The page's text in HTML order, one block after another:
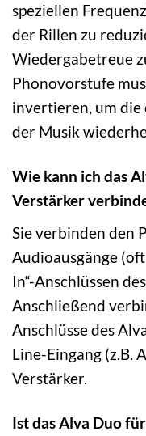
speziellen
der Rillen zu
Wiedergabetreue
Phonovorstufe
invertieren, um
der Musik
Wie kann ich das
Verstärker
Sie verbinden den
Audioausgänge
In“-Anschlüssen
Anschließend
Anschlüsse des
Line-Eingang (z.B.
Verstärker.
Ist das Alva Duo